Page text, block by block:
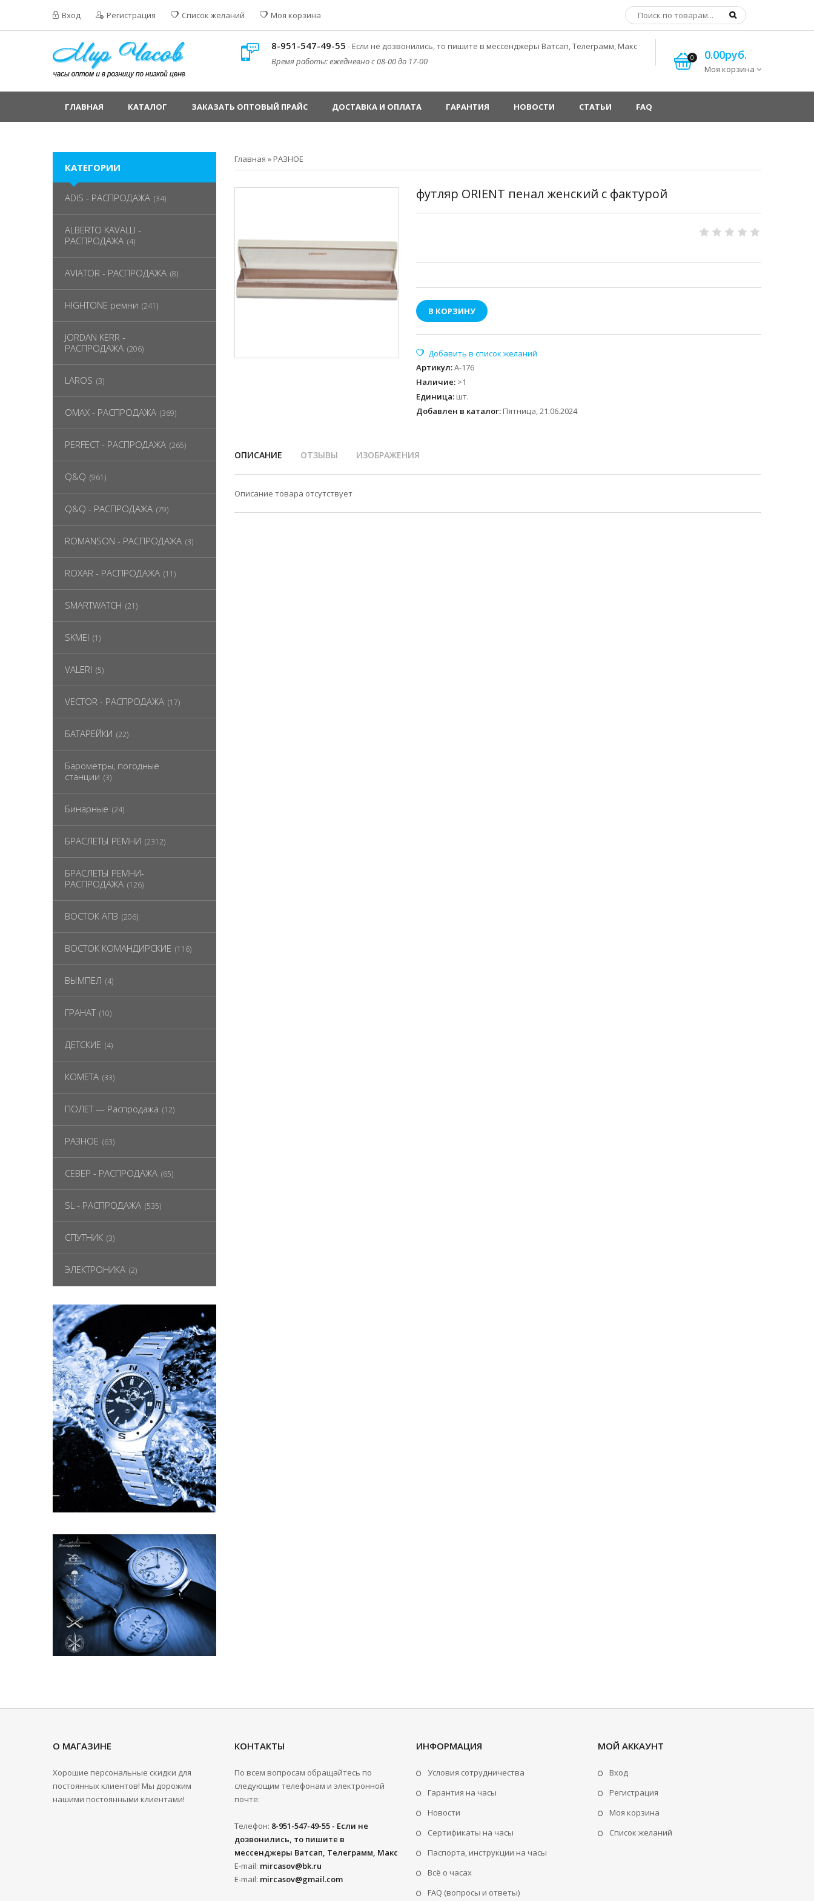
Вход Регистрация Список желаний Моя корзина
8-951-547-49-55 - Если не дозвонились, то пишите в мессенджеры Ватсап, Телеграмм, Макс
Время работы: ежедневно с 08-00 до 17-00
0 0.00руб.
Моя корзина
ГЛАВНАЯ КАТАЛОГ ЗАКАЗАТЬ ОПТОВЫЙ ПРАЙС ДОСТАВКА И ОПЛАТА ГАРАНТИЯ НОВОСТИ СТАТЬИ FAQ
Главная » РАЗНОЕ
футляр ORIENT пенал женский с фактурой
В КОРЗИНУ
Артикул:A-176
Наличие: >1
Единица: шт.
Добавлен в каталог: Пятница, 21.06.2024
ОПИСАНИЕ ОТЗЫВЫ ИЗОБРАЖЕНИЯ
Описание товара отсутствует
КАТЕГОРИИ
ADIS - РАСПРОДАЖА (34)
ALBERTO KAVALLI -
РАСПРОДАЖА (4)
AVIATOR - РАСПРОДАЖА (8)
HIGHTONE ремни (241)
JORDAN KERR -
РАСПРОДАЖА (206)
LAROS (3)
OMAX - РАСПРОДАЖА (369)
PERFECT - РАСПРОДАЖА (265)
Q&Q (961)
Q&Q - РАСПРОДАЖА (79)
ROMANSON - РАСПРОДАЖА (3)
ROXAR - РАСПРОДАЖА (11)
SMARTWATCH (21)
SKMEI (1)
VALERI (5)
VECTOR - РАСПРОДАЖА (17)
БАТАРЕЙКИ (22)
Барометры, погодные
станции (3)
Бинарные (24)
БРАСЛЕТЫ РЕМНИ (2312)
БРАСЛЕТЫ РЕМНИ-
РАСПРОДАЖА (126)
ВОСТОК АПЗ (206)
ВОСТОК КОМАНДИРСКИЕ (116)
ВЫМПЕЛ (4)
ГРАНАТ (10)
ДЕТСКИЕ (4)
КОМЕТА (33)
ПОЛЕТ — Распродажа (12)
РАЗНОЕ (63)
СЕВЕР - РАСПРОДАЖА (65)
SL - РАСПРОДАЖА (535)
СПУТНИК (3)
ЭЛЕКТРОНИКА (2)
О МАГАЗИНЕ
Хорошие персональные скидки для
постоянных клиентов! Мы дорожим
нашими постоянными клиентами!
КОНТАКТЫ
По всем вопросам обращайтесь по
следующим телефонам и электронной
почте:
Телефон: 8-951-547-49-55 - Если не
дозвонились, то пишите в
мессенджеры Ватсап, Телеграмм, Макс
E-mail: mircasov@bk.ru
E-mail: mircasov@gmail.com
ИНФОРМАЦИЯ
Условия сотрудничества
Гарантия на часы
Новости
Сертификаты на часы
Паспорта, инструкции на часы
Всё о часах
FAQ (вопросы и ответы)
МОЙ АККАУНТ
Вход
Регистрация
Моя корзина
Cписок желаний